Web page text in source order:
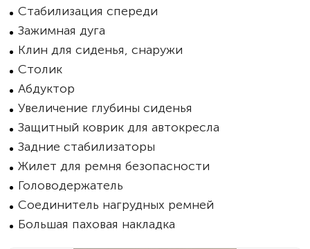
Стабилизация спереди
Зажимная дуга
Клин для сиденья, снаружи
Столик
Абдуктор
Увеличение глубины сиденья
Защитный коврик для автокресла
Задние стабилизаторы
Жилет для ремня безопасности
Головодержатель
Соединитель нагрудных ремней
Большая паховая накладка